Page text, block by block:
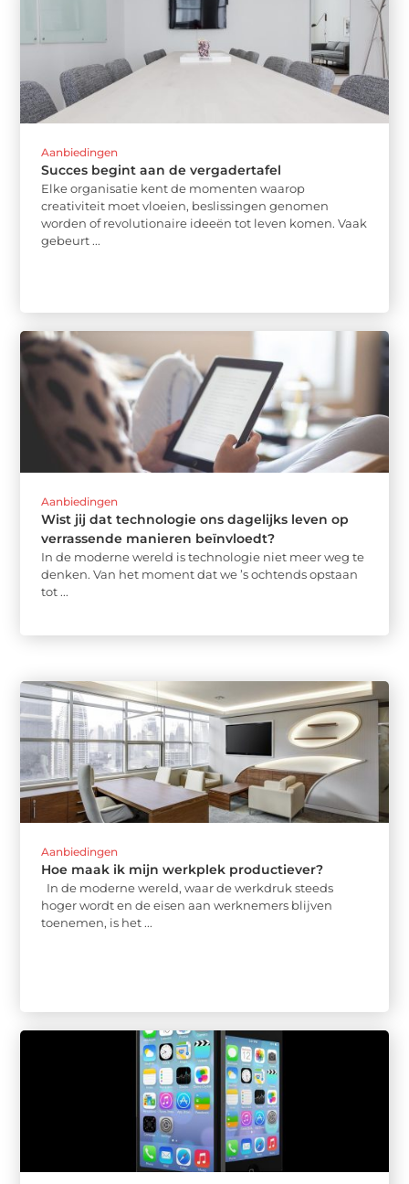
Aanbiedingen
Succes begint aan de vergadertafel
Elke organisatie kent de momenten waarop
creativiteit moet vloeien, beslissingen genomen
worden of revolutionaire ideeën tot leven komen. Vaak
gebeurt ...
Aanbiedingen
Wist jij dat technologie ons dagelijks leven op
verrassende manieren beïnvloedt?
In de moderne wereld is technologie niet meer weg te
denken. Van het moment dat we ’s ochtends opstaan
tot ...
Aanbiedingen
Hoe maak ik mijn werkplek productiever?
In de moderne wereld, waar de werkdruk steeds
hoger wordt en de eisen aan werknemers blijven
toenemen, is het ...